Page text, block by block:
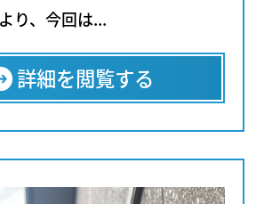
り、今回は...
詳細を閲覧する